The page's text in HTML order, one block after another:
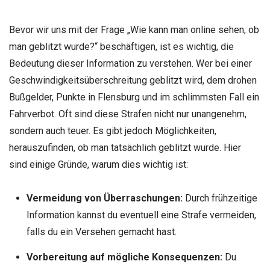
Bevor wir uns mit der Frage „Wie kann man online sehen, ob
man geblitzt wurde?“ beschäftigen, ist es wichtig, die
Bedeutung dieser Information zu verstehen. Wer bei einer
Geschwindigkeitsüberschreitung geblitzt wird, dem drohen
Bußgelder, Punkte in Flensburg und im schlimmsten Fall ein
Fahrverbot. Oft sind diese Strafen nicht nur unangenehm,
sondern auch teuer. Es gibt jedoch Möglichkeiten,
herauszufinden, ob man tatsächlich geblitzt wurde. Hier
sind einige Gründe, warum dies wichtig ist:
Vermeidung von Überraschungen:Durch frühzeitige
Information kannst du eventuell eine Strafe vermeiden,
falls du ein Versehen gemacht hast.
Vorbereitung auf mögliche Konsequenzen:Du